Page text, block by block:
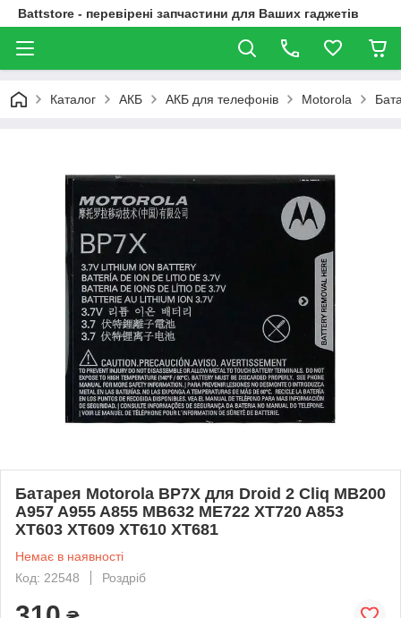
Battstore - перевірені запчастини для Ваших гаджетів
Каталог АКБ АКБ для телефонів Motorola
Батарея Motorola BP7X для Droid 2 Cliq MB200
A957 A955 A855 MB632 ME722 XT720 A853
XT603 XT609 XT610 XT681
Немає в наявності
Код: 22548
Роздріб